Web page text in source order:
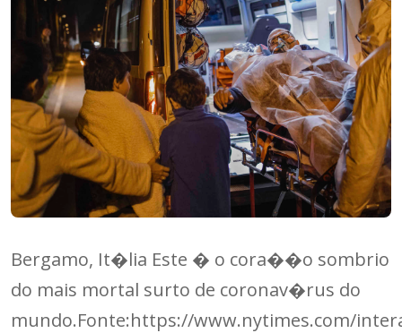
Bergamo, It�lia Este � o cora��o sombrio
do mais mortal surto de coronav�rus do
mundo.Fonte:https://www.nytimes.com/